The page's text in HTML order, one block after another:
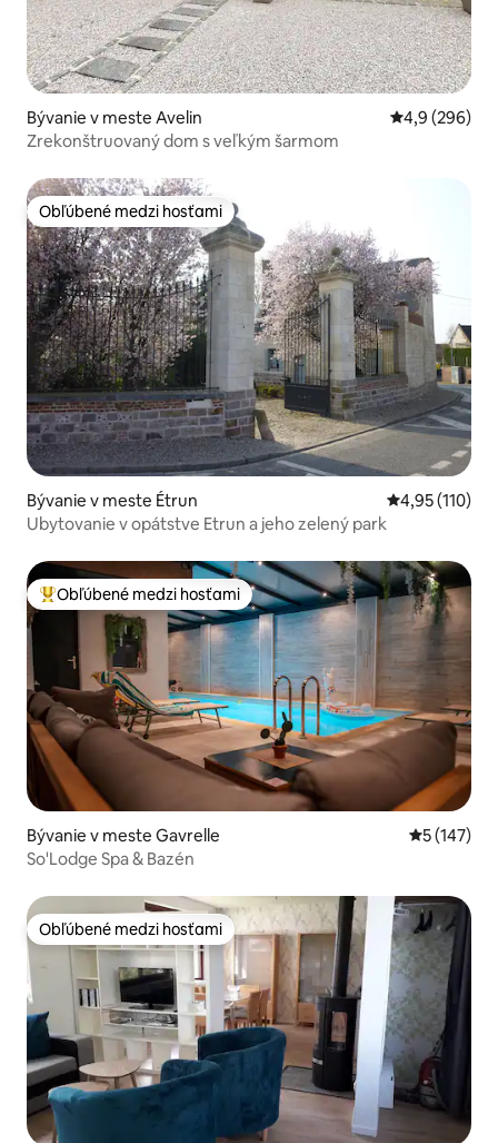
Bývanie v meste Avelin Priemerné
4,9 (296)
Zrekonštruovaný dom s veľkým šarmom
Obľúbené medzi hosťami
Obľúbené medzi hosťami
Bývanie v meste Étrun Priemerné
4,95 (110)
Ubytovanie v opátstve Etrun a jeho zelený park
Najobľúbenejšie medzi hosťami
Obľúbené medzi hosťami
Bývanie v meste Gavrelle Priemerné
5 (147)
So'Lodge Spa & Bazén
Obľúbené medzi hosťami
Obľúbené medzi hosťami